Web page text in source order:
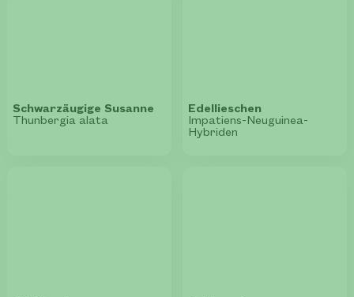
Schwarzäugige Susanne
Thunbergia alata
Edellieschen
Impatiens-Neuguinea-
Hybriden